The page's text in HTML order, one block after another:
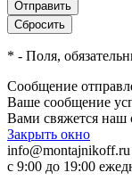
* - Поля,
Сообщение
Ваше сообщение
Вами свяжется наш
Закрыть окно
info@montajnikoff.ru
с 9:00 до 19:00